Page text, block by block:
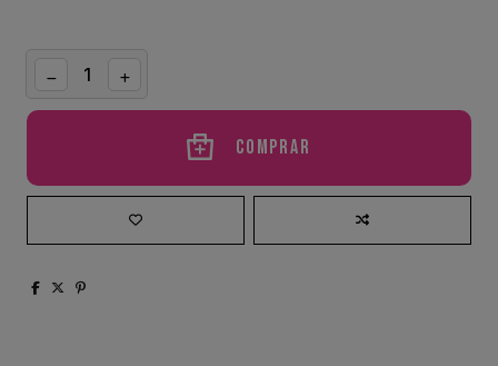
Comprar